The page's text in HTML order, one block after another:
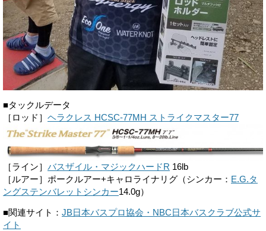
■タックルデータ
［ロッド］ ヘラクレス HCSC-77MH ストライクマスター77
［ライン］ バスザイル・マジックハードR 16lb
［ルアー］ポークルアー+キャロライナリグ（シンカー： E.G.タ
ングステンバレットシンカー14.0g）
■関連サイト： JB日本バスプロ協会・NBC日本バスクラブ公式サ
イト